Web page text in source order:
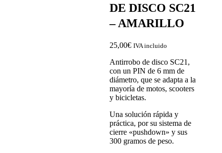
DE DISCO SC21
– AMARILLO
25,00€ IVA incluido
Antirrobo de disco SC21,
con un PIN de 6 mm de
diámetro, que se adapta a la
mayoría de motos, scooters
y bicicletas.
Una solución rápida y
práctica, por su sistema de
cierre «pushdown» y sus
300 gramos de peso.